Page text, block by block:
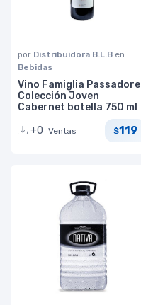
por Distribuidora B.L.B en
Bebidas
Vino Famiglia Passadore
Colección Joven
Cabernet botella 750 ml
+0 Ventas $119